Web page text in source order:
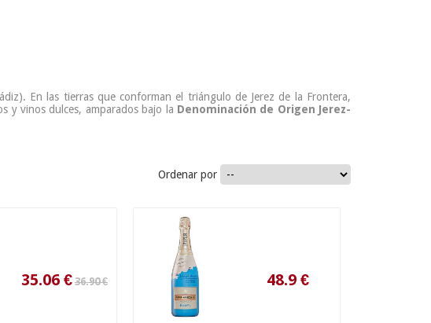
En las tierras que conforman el triángulo de Jerez de la Frontera,
y vinos dulces, amparados bajo la Denominación de Origen Jerez-
Ordenar por